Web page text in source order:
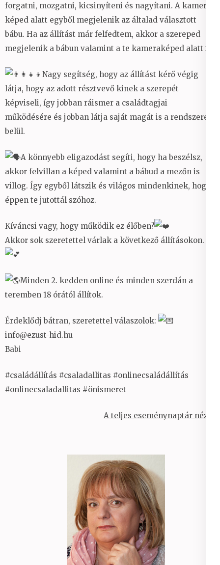
forgatni, mozgatni, kicsinyíteni és nagyítani. A kamera
képed alatt egyből megjelenik az általad választott
bábu. Ha az állítást már felfedtem, akkor a szereped
megjelenik a bábun valamint a te kameraképed alatt is.
Nagy segítség, hogy az állítást kérő végig
látja, hogy az adott résztvevő kinek a szerepét
képviseli, így jobban ráismer a családtagjai
működésére és jobban látja saját magát is a rendszeren
belül.
A könnyebb eligazodást segíti, hogy ha beszélsz,
akkor felvillan a képed valamint a bábud a mezőn is
villog. Így egyből látszik és világos mindenkinek, hogy
éppen te jutottál szóhoz.
Kíváncsi vagy, hogy működik ez élőben?
Akkor sok szeretettel várlak a következő állításokon.
Minden 2. kedden online és minden szerdán a
teremben 18 órától állítok.
Érdeklődj bátran, szeretettel válaszolok:
info@ezust-hid.hu
Babi
#családállítás #csaladallitas #onlinecsaládállítás
#onlinecsaladallitas #önismeret
A teljes eseménynaptár nézet